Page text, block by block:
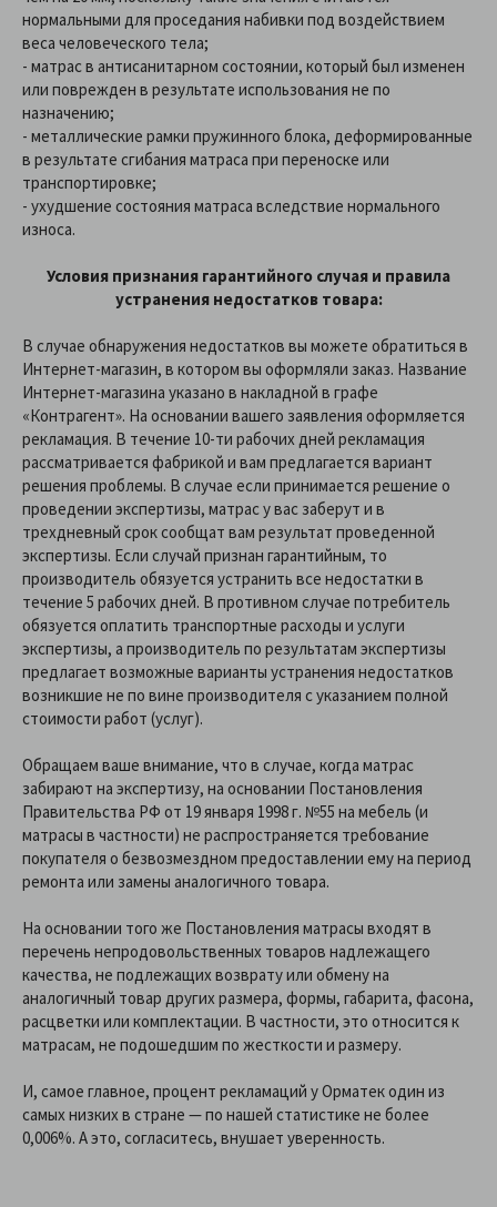
нормальными для проседания набивки под воздействием
веса человеческого тела;
- матрас в антисанитарном состоянии, который был изменен
или поврежден в результате использования не по
назначению;
- металлические рамки пружинного блока, деформированные
в результате сгибания матраса при переноске или
транспортировке;
- ухудшение состояния матраса вследствие нормального
износа.
Условия признания гарантийного случая и правила
устранения недостатков товара:
В случае обнаружения недостатков вы можете обратиться в
Интернет-магазин, в котором вы оформляли заказ. Название
Интернет-магазина указано в накладной в графе
«Контрагент». На основании вашего заявления оформляется
рекламация. В течение 10-ти рабочих дней рекламация
рассматривается фабрикой и вам предлагается вариант
решения проблемы. В случае если принимается решение о
проведении экспертизы, матрас у вас заберут и в
трехдневный срок сообщат вам результат проведенной
экспертизы. Если случай признан гарантийным, то
производитель обязуется устранить все недостатки в
течение 5 рабочих дней. В противном случае потребитель
обязуется оплатить транспортные расходы и услуги
экспертизы, а производитель по результатам экспертизы
предлагает возможные варианты устранения недостатков
возникшие не по вине производителя с указанием полной
стоимости работ (услуг).
Обращаем ваше внимание, что в случае, когда матрас
забирают на экспертизу, на основании Постановления
Правительства РФ от 19 января 1998 г. №55 на мебель (и
матрасы в частности) не распространяется требование
покупателя о безвозмездном предоставлении ему на период
ремонта или замены аналогичного товара.
На основании того же Постановления матрасы входят в
перечень непродовольственных товаров надлежащего
качества, не подлежащих возврату или обмену на
аналогичный товар других размера, формы, габарита, фасона,
расцветки или комплектации. В частности, это относится к
матрасам, не подошедшим по жесткости и размеру.
И, самое главное, процент рекламаций у Орматек один из
самых низких в стране — по нашей статистике не более
0,006%. А это, согласитесь, внушает уверенность.